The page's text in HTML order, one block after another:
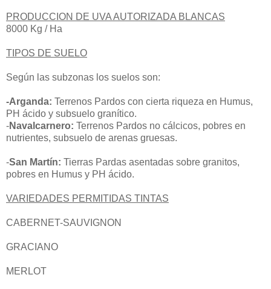
PRODUCCION DE UVA AUTORIZADA BLANCAS
8000 Kg / Ha
TIPOS DE SUELO
Según las subzonas los suelos son:
-Arganda: Terrenos Pardos con cierta riqueza en Humus,
PH ácido y subsuelo granítico.
-Navalcarnero: Terrenos Pardos no cálcicos, pobres en
nutrientes, subsuelo de arenas gruesas.
-San Martín: Tierras Pardas asentadas sobre granitos,
pobres en Humus y PH ácido.
VARIEDADES PERMITIDAS TINTAS
CABERNET-SAUVIGNON
GRACIANO
MERLOT